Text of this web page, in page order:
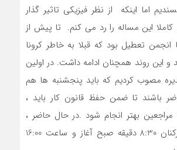
اما اینکه از نظر فیزیکی تاثیر گذار
این مساله را رد می کنم. تا پیش از
تعطیل بود که قبلا به خاطر کرونا
و این روند همچنان ادامه داشت. در اولین
مصوب کردیم که باید پنجشنبه ها هم
باشند تا ضمن حفظ قانون کار باید ،
بهتر انجام شود .در حال حاضر ،
ساعت کاری کارکنان 8:30 دقیقه صبح آغاز و ساعت 16:00